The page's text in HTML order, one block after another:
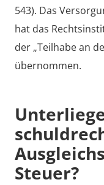
543). Das
hat das
der „Teilhabe an
übernommen.
Steuer?